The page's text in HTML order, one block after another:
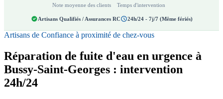
Note moyenne des clients Temps d'intervention
Artisans Qualifiés / Assurances RC 24h/24 - 7j/7 (Même fériés)
Artisans de Confiance à proximité de chez-vous
Réparation de fuite d'eau en urgence à
Bussy-Saint-Georges : intervention
24h/24